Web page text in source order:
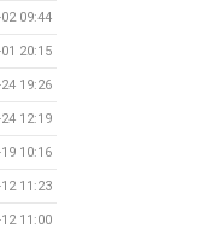
09:44
20:15
19:26
12:19
10:16
11:23
11:00